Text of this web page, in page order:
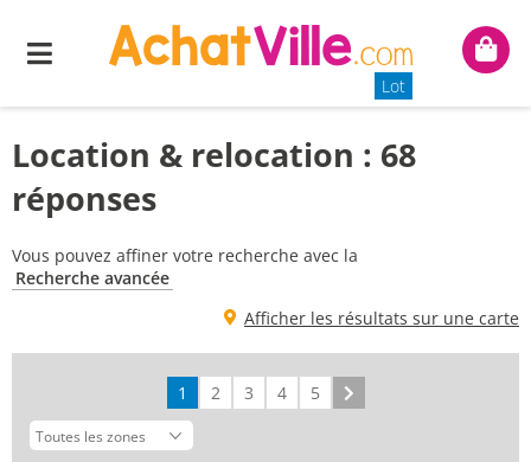
Menu
Lot
Mon
Location & relocation : 68
réponses
Vous pouvez affiner votre recherche avec la
Recherche avancée
Afficher les résultats sur une carte
1 2 3 4 5